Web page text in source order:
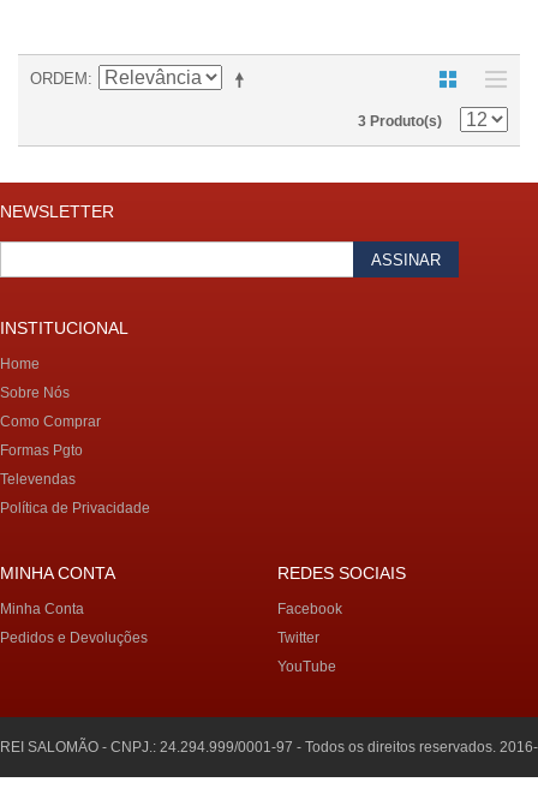
ORDEM
3 Produto(s)
NEWSLETTER
ASSINAR
INSTITUCIONAL
Home
Sobre Nós
Como Comprar
Formas Pgto
Televendas
Política de Privacidade
MINHA CONTA
Minha Conta
Pedidos e Devoluções
REDES SOCIAIS
Facebook
Twitter
YouTube
REI SALOMÃO - CNPJ.: 24.294.999/0001-97 - Todos os direitos reservados. 2016-